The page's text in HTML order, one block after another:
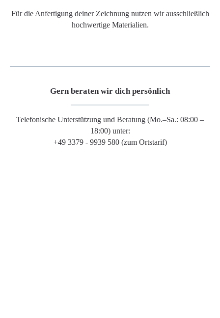
Für die Anfertigung deiner Zeichnung nutzen wir ausschließlich
hochwertige Materialien.
Gern beraten wir dich persönlich
Telefonische Unterstützung und Beratung (Mo.–Sa.: 08:00 –
18:00) unter:
+49 3379 - 9939 580 (zum Ortstarif)